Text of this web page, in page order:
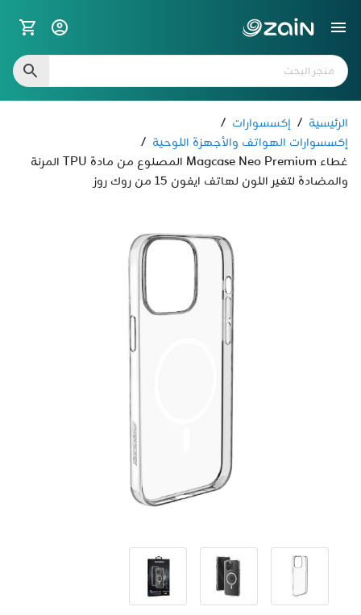
الرئيسية / إكسسوارات /
إكسسوارات الهواتف والأجهزة اللوحية /
غطاء Magcase Neo Premium المصنوع من مادة TPU المرنة
والمضادة لتغير اللون لهاتف ايفون 15 من روك روز